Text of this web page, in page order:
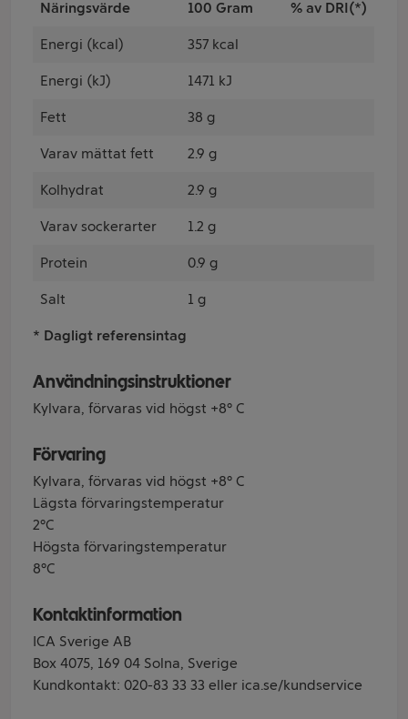
Näringsvärde 100 Gram % av DRI(*)
Energi (kcal) 357 kcal
Energi (kJ) 1471 kJ
Fett 38 g
Varav mättat fett 2.9 g
Kolhydrat 2.9 g
Varav sockerarter 1.2 g
Protein 0.9 g
Salt 1 g
* Dagligt referensintag
Användningsinstruktioner
Kylvara, förvaras vid högst +8° C
Förvaring
Kylvara, förvaras vid högst +8° C
Lägsta förvaringstemperatur
2°C
Högsta förvaringstemperatur
8°C
Kontaktinformation
ICA Sverige AB
Box 4075, 169 04 Solna, Sverige
Kundkontakt: 020-83 33 33 eller ica.se/kundservice